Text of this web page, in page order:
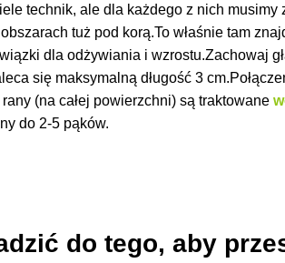
technik, ale dla każdego z nich musimy
tuż pod korą.To właśnie tam
dla odżywiania i wzrostu.Zachowaj
się maksymalną długość 3
(na całej powierzchni) są traktowane
do 2-5 pąków.
do tego, aby